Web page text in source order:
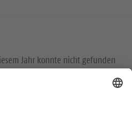
Jahr konnte nicht gefunden
werden kann, können Sie